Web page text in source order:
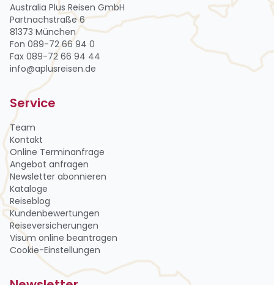
Australia Plus Reisen GmbH
Partnachstraße 6
81373 München
Fon 089-72 66 94 0
Fax 089-72 66 94 44
info@aplusreisen.de
Service
Team
Kontakt
Online Terminanfrage
Angebot anfragen
Newsletter abon­nie­ren
Kataloge
Reiseblog
Kundenbewertungen
Reiseversicherungen
Visum online beantragen
Cookie-Einstellungen